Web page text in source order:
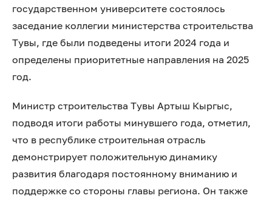
государственном университете состоялось
заседание коллегии министерства строительства
Тувы, где были подведены итоги 2024 года и
определены приоритетные направления на 2025
год.
Министр строительства Тувы Артыш Кыргыс,
подводя итоги работы минувшего года, отметил,
что в республике строительная отрасль
демонстрирует положительную динамику
развития благодаря постоянному вниманию и
поддержке со стороны главы региона. Он также